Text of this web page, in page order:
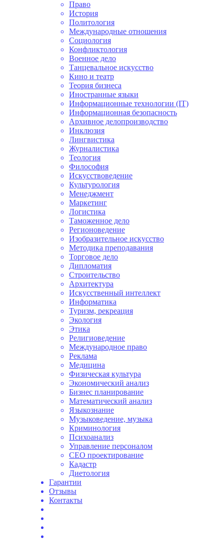
Право
История
Политология
Международные отношения
Социология
Конфликтология
Военное дело
Танцевальное искусство
Кино и театр
Теория бизнеса
Иностранные языки
Информационные технологии (IT)
Информационная безопасность
Архивное делопроизводство
Инклюзия
Лингвистика
Журналистика
Теология
Философия
Искусствоведение
Культурология
Менеджмент
Маркетинг
Логистика
Таможенное дело
Регионоведение
Изобразительное искусство
Методика преподавания
Торговое дело
Дипломатия
Строительство
Архитектура
Искусственный интеллект
Информатика
Туризм, рекреация
Экология
Этика
Религиоведение
Международное право
Реклама
Медицина
Физическая культура
Экономический анализ
Бизнес планирование
Математический анализ
Языкознание
Музыковедение, музыка
Криминология
Психоанализ
Управление персоналом
СЕО проектирование
Кадастр
Диетология
Гарантии
Отзывы
Контакты